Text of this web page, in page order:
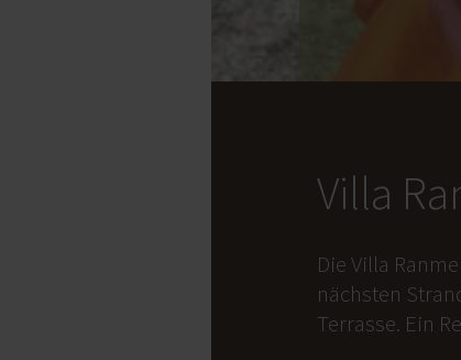
Villa
Die Villa
nächsten
Terrasse. Ein